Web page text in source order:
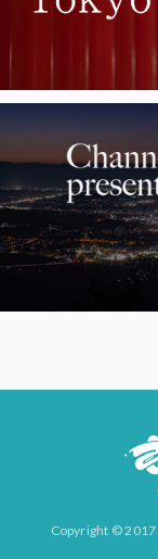
Copyright © 2017